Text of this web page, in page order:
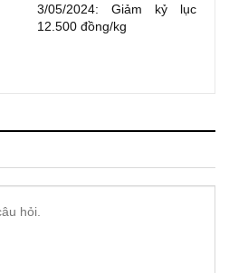
3/05/2024: Giảm kỷ lục
12.500 đồng/kg